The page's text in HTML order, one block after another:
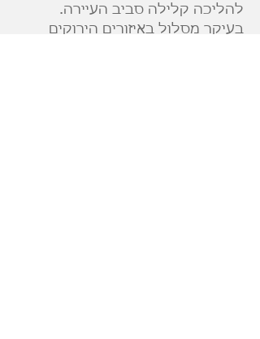
להליכה קלילה סביב העיירה.
בעיקר מסלול באיזורים הירוקים